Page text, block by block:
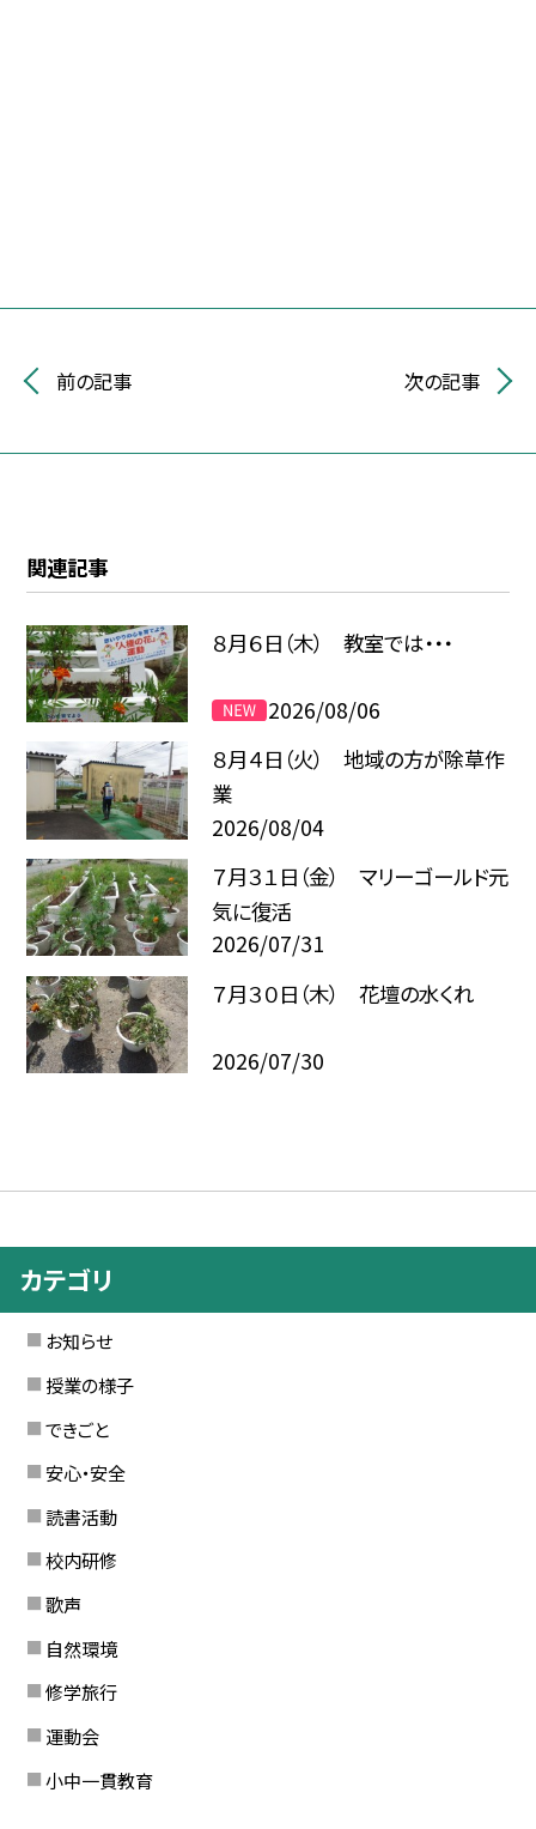
前の記事 次の記事
関連記事
８月６日（木） 教室では・・・
2026/08/06
８月４日（火） 地域の方が除草作
業
2026/08/04
７月３１日（金） マリーゴールド元
気に復活
2026/07/31
７月３０日（木） 花壇の水くれ
2026/07/30
カテゴリ
お知らせ
授業の様子
できごと
安心・安全
読書活動
校内研修
歌声
自然環境
修学旅行
運動会
小中一貫教育